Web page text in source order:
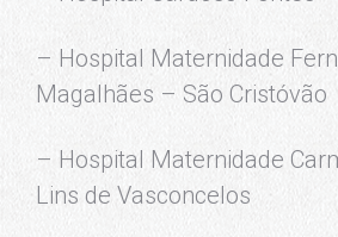
– Hospital Maternidade
Magalhães – São Cristóvão
– Hospital Maternidade
Lins de Vasconcelos